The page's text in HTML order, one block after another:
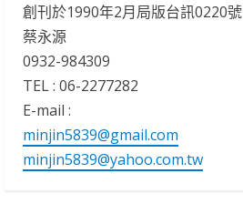
創刊於1990年2月局版台訊0220號
蔡永源
0932-984309
TEL : 06-2277282
E-mail :
minjin5839@gmail.com
minjin5839@yahoo.com.tw